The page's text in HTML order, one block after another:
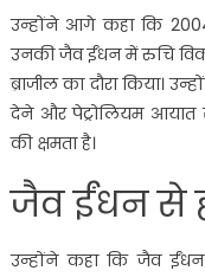
उन्होंने आगे कहा कि
उनकी जैव ईंधन में रुचि
ब्राजील का दौरा किया।
देने और पेट्रोलियम आयात
की क्षमता है।
जैव ईंधन से
उन्होंने कहा कि जैव